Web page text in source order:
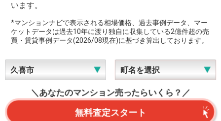
います。
*マンションナビで表示される相場価格、過去事例データ、マー
ケットデータは過去10年に渡り独自に収集している2億件超の売
買・賃貸事例データ(2026/08現在)に基づき算出しております。
＼あなたのマンション売ったらいくら？／
無料査定スタート